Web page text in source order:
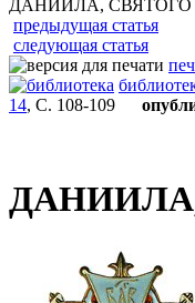
ДАНИИЛА,
предыдущая статья
следующая статья
14, С. 108-109